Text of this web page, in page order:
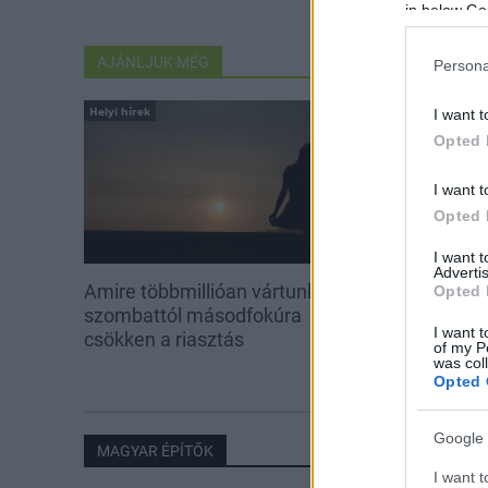
in below
I want
Opted
I want
Opted
I want
Opted
I want
of my
was
Opted
Google
I want
AJÁNLJUK MÉG
Helyi hírek
Amire többmillióan vártunk:
szombattól másodfokúra
csökken a riasztás
Kevesebb
MAGYAR ÉPÍTŐK